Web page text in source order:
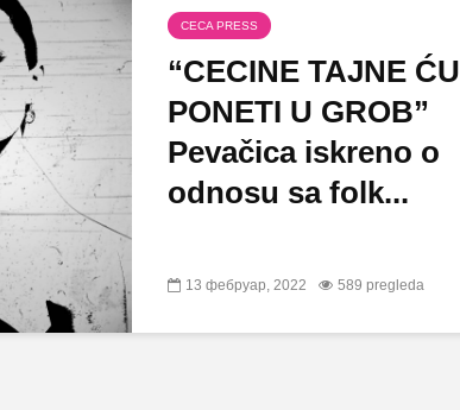
CECA PRESS
“CECINE TAJNE ĆU
PONETI U GROB”
Pevačica iskreno o
odnosu sa folk...
13 фебруар, 2022 589 pregleda